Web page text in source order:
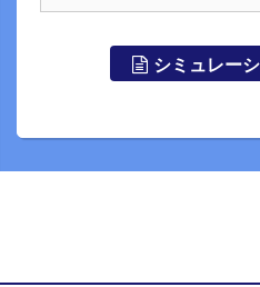
シミュレー